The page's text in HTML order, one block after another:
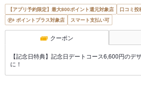
【アプリ予約限定】最大800ポイント還元対象店
口コミ投
ポイントプラス対象店
スマート支払い可
クーポン
【記念日特典】記念日デートコース6,600円のデ
に！